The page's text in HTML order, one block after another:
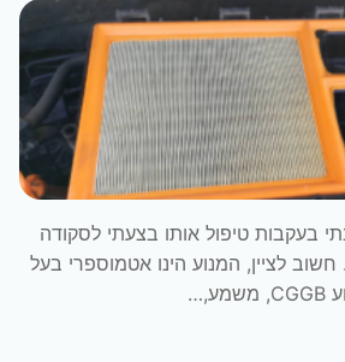
בעקבות טיפול אותו בצעתי לסקודה
פאביה 1.4 שנת 2011. חשוב לציין, המנוע הינו אטמוספרי בעל